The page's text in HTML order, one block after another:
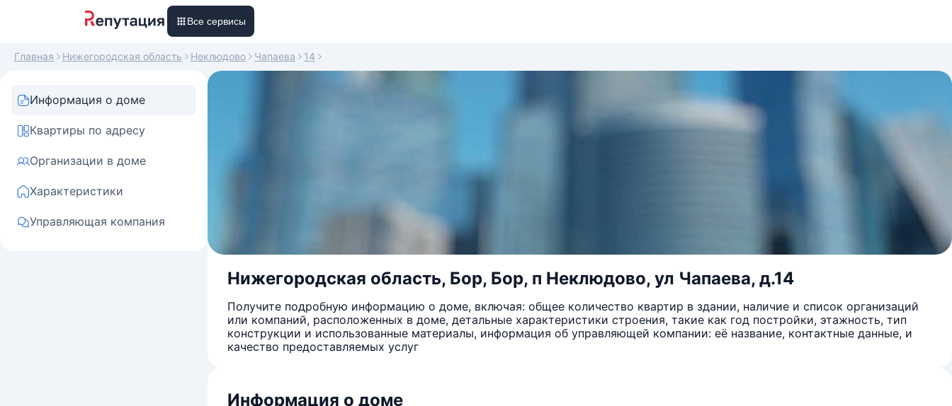
Все сервисы
Главная Нижегородская область Неклюдово Чапаева 14
Информация о доме
Квартиры по адресу
Организации в доме
Характеристики
Управляющая компания
Нижегородская область, Бор, Бор, п Неклюдово, ул Чапаева, д.14
Получите подробную информацию о доме, включая: общее количество квартир в здании, наличие и список организаций
или компаний, расположенных в доме, детальные характеристики строения, такие как год постройки, этажность, тип
конструкции и использованные материалы, информация об управляющей компании: её название, контактные данные, и
качество предоставляемых услуг
Информация о доме